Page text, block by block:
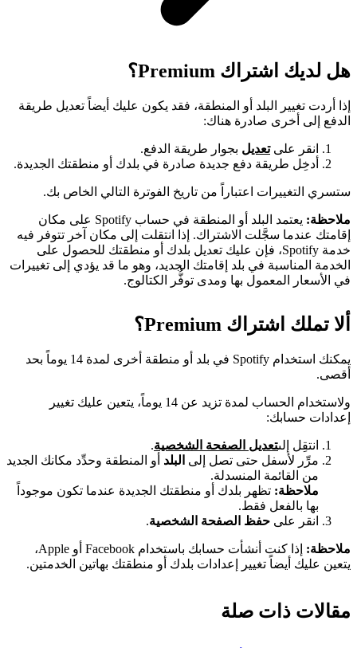
هل لديك اشتراك Premium؟
إذا أردت تغيير البلد أو المنطقة، فقد يكون عليك أيضاً تعديل طريقة
الدفع إلى أخرى صادرة هناك:
انقر علىتعديل بجوار طريقة الدفع.
أدخِل طريقة دفع جديدة صادرة في بلدك أو منطقتك الجديدة.
ستسري التغييرات اعتباراً من تاريخ الفوترة التالي الخاص بك.
ملاحظة:
يعتمد البلد أو المنطقة في حساب Spotify على مكان
إقامتك عندما سجَّلت الاشتراك. إذا انتقلت إلى مكان آخر تتوفر فيه
خدمة Spotify، فإن عليك تعديل بلدك أو منطقتك للحصول على
الخدمة المناسبة في بلد إقامتك الجديد، وهو ما قد يؤدي إلى تغييرات
في الأسعار المعمول بها ومدى توفُّر الكتالوج.
ألا تملك اشتراك Premium؟
يمكنك استخدام Spotify في بلد أو منطقة أخرى لمدة 14 يوماً بحد
أقصى.
ولاستخدام الحساب لمدة تزيد عن 14 يوماً، يتعين عليك تغيير
إعدادات حسابك:
انتقِل إلىتعديل الصفحة الشخصية.
مرِّر لأسفل حتى تصل إلى البلد أو المنطقة وحدِّد مكانك الجديد
من القائمة المنسدلة.
ملاحظة: تظهر بلدك أو منطقتك الجديدة عندما تكون موجوداً
بها بالفعل فقط.
انقر على حفظ الصفحة الشخصية.
ملاحظة:
إذا كنت أنشأت حسابك باستخدام Facebook أو Apple،
يتعين عليك أيضاً تغيير إعدادات بلدك أو منطقتك بهاتين الخدمتين.
مقالات ذات صلة